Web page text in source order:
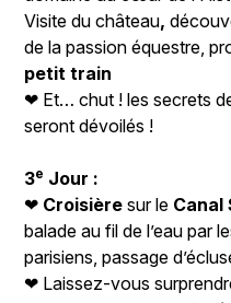
Visite du château,
de la passion équestre,
petit train
❤ Et… chut ! les secrets
seront dévoilés !
3e Jour :
❤ Croisièresur le
balade au fil de l’eau par
parisiens, passage
❤ Laissez-vous